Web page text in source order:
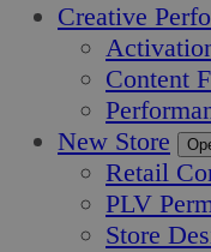
Creative
Content
New Store
Retail
PLV
Store